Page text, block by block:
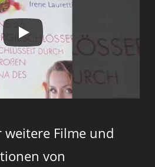
weitere Filme und
von